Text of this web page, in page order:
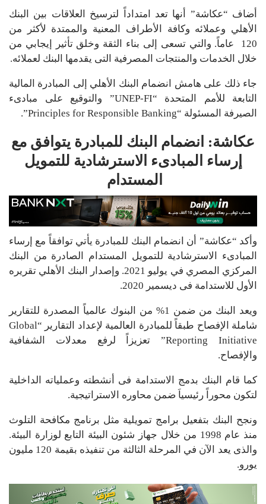
أضاف “عكاشة” أنها تعد امتداداً لترسيخ العلاقات بين البنك
الأهلي وعملائه وكافة الأطراف المعنية والممتدة لأكثر من
120 عاماً. والتي تسعى إلى بناء الثقة وخلق تأثير إيجابي من
خلال الخدمات والمنتجات المصرفية التى يقدمها البنك لعملائه.
جاء ذلك على هامش انضمام البنك الأهلي إلى المبادرة المالية
التابعة للأمم المتحدة “UNEP-FI” والتوقيع على مبادىء
الصيرفة المسئولة “Principles for Responsible Banking”.
عكاشة: انضمام البنك للمبادرة يتوافق مع
إرساء المبادىء الاسترشادية للتمويل
المستدام
وأكد “عكاشة” أن انضمام البنك للمبادرة يأتي توافقاً مع إرساء
المبادىء الاسترشادية للتمويل المستدام الصادرة من البنك
المركزي المصري في يوليو 2021. وإصدار البنك الأهلي تقريره
الأول للاستدامة فى ديسمير 2020.
ويعد البنك من ضمن 1% من البنوك عالمياً المصدرة للتقارير
شاملة الإفصاح طبقاً للمبادرة العالمية لإعداد التقارير “Global
Reporting Initiative” تعزيزاً لرفع معدلات الشفافية
والإفصاح.
كما قام البنك بدمج الاستدامة فى أنشطته وعملياته الداخلية
لتكون محوراً رئيسياَ ضمن محاوره الاستراتيجية.
ونجح البنك بتفعيل برامج تمويلية مثل برنامج مكافحة التلوث
منذ عام 1998 من خلال جهاز شئون البيئة التابع لوزارة البيئة.
والذى يعد الآن في المرحلة الثالثة من تنفيذه بقيمة 120 مليون
يورو.